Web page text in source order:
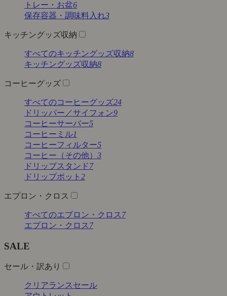
トレー・お盆6
保存容器・調味料入れ3
キッチングッズ収納
すべてのキッチングッズ収納8
キッチングッズ収納8
コーヒーグッズ
すべてのコーヒーグッズ24
ドリッパー／サイフォン9
コーヒーサーバー5
コーヒーミル1
コーヒーフィルター5
コーヒー（その他） 3
ドリップスタンド7
ドリップポット 2
エプロン・クロス
すべてのエプロン・クロス 7
エプロン・クロス 7
SALE
セール・訳あり
クリアランスセール